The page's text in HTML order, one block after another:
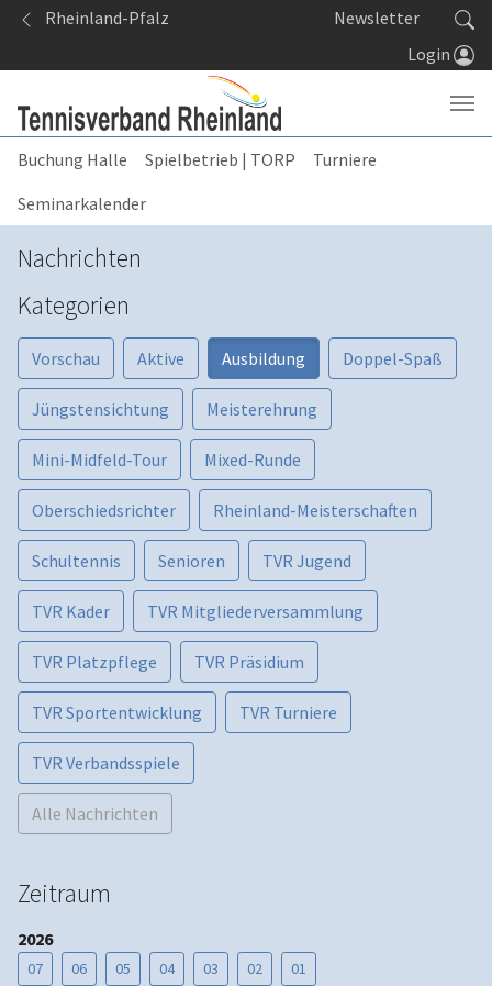
Springe zum Seiteninhalt
Rheinland-Pfalz
Newsletter
Login
Buchung Halle Spielbetrieb | TORP
Turniere
Seminarkalender
Nachrichten
Kategorien
Vorschau Aktive Ausbildung Doppel-Spaß
Jüngstensichtung Meisterehrung
Mini-Midfeld-Tour Mixed-Runde
Oberschiedsrichter Rheinland-Meisterschaften
Schultennis Senioren TVR Jugend
TVR Kader TVR Mitgliederversammlung
TVR Platzpflege TVR Präsidium
TVR Sportentwicklung TVR Turniere
TVR Verbandsspiele
Alle Nachrichten
Zeitraum
2026
07 06 05 04 03 02 01